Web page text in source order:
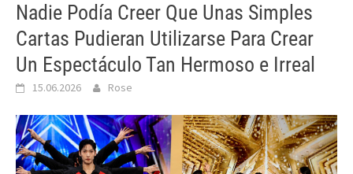
Nadie Podía Creer Que Unas Simples
Cartas Pudieran Utilizarse Para Crear
Un Espectáculo Tan Hermoso e Irreal
15.06.2026 Rose